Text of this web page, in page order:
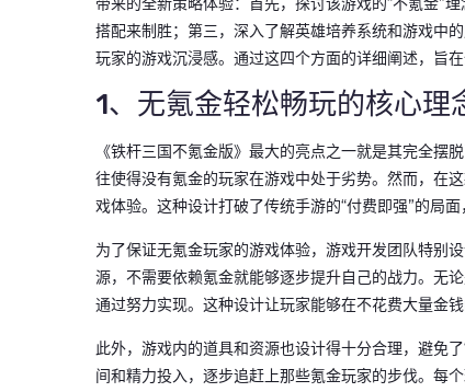
搭配来制胜；第三，深入了解英雄培养系统和游戏中
玩家的游戏沉浸感。通过这四个方面的详细阐述，旨
1、无氪金轻松畅玩的核心理
《铁杆三国不氪金版》最大的亮点之一就是其完全摆
往使得没有氪金的玩家在游戏中处于劣势。然而，在
戏体验。这种设计打破了传统手游的“付费即强”的局
为了保证无氪金玩家的游戏体验，游戏开发团队特别
源，不需要依赖氪金就能够逐步提升自己的战力。无
通过努力实现。这种设计让玩家能够在不花费大量金
此外，游戏内的道具和资源也设计得十分合理，避免
间和精力投入，逐步追赶上那些氪金玩家的步伐。每